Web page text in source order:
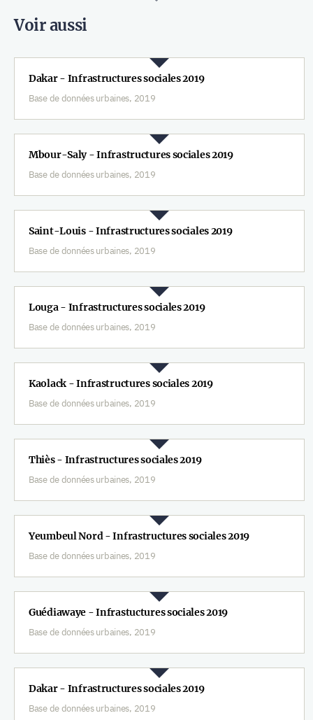
Voir aussi
Dakar - Infrastructures sociales 2019
Base de données urbaines, 2019
Mbour-Saly - Infrastructures sociales 2019
Base de données urbaines, 2019
Saint-Louis - Infrastructures sociales 2019
Base de données urbaines, 2019
Louga - Infrastructures sociales 2019
Base de données urbaines, 2019
Kaolack - Infrastructures sociales 2019
Base de données urbaines, 2019
Thiès - Infrastructures sociales 2019
Base de données urbaines, 2019
Yeumbeul Nord - Infrastructures sociales 2019
Base de données urbaines, 2019
Guédiawaye - Infrastuctures sociales 2019
Base de données urbaines, 2019
Dakar - Infrastructures sociales 2019
Base de données urbaines, 2019